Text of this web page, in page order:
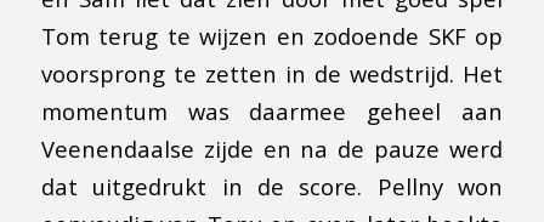
Tom terug te wijzen en zodoende SKF op
voorsprong te zetten in de wedstrijd. Het
momentum was daarmee geheel aan
Veenendaalse zijde en na de pauze werd
dat uitgedrukt in de score. Pellny won